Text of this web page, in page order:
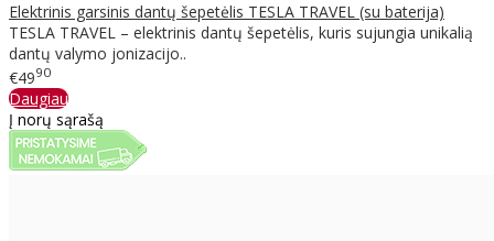
Elektrinis garsinis dantų šepetėlis TESLA TRAVEL (su baterija)
TESLA TRAVEL – elektrinis dantų šepetėlis, kuris sujungia unikalią
dantų valymo jonizacijo..
€4990
Daugiau
Į norų sąrašą